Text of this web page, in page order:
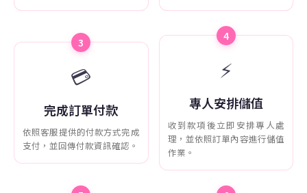
3
💳
完成訂單付款
依照客服提供的付款方式完成
支付，並回傳付款資訊確認。
4
⚡
專人安排儲值
收到款項後立即安排專人處
理，並依照訂單內容進行儲值
作業。